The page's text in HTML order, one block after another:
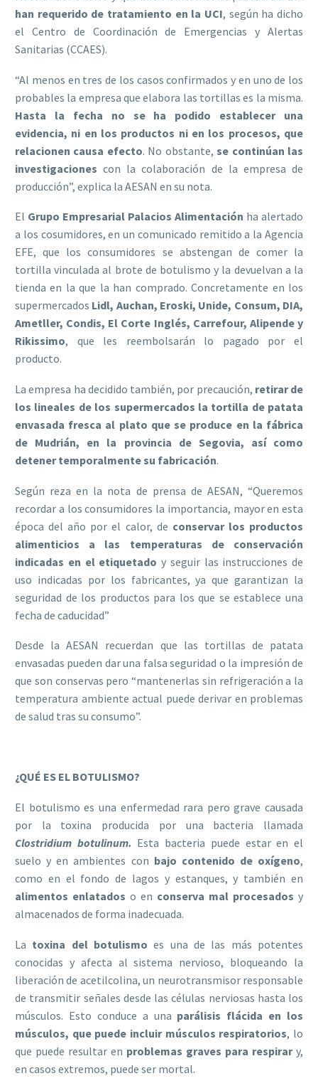
han requerido de tratamiento en la UCI, según ha dicho
el Centro de Coordinación de Emergencias y Alertas
Sanitarias (CCAES).
“Al menos en tres de los casos confirmados y en uno de los
probables la empresa que elabora las tortillas es la misma.
Hasta la fecha no se ha podido establecer una
evidencia, ni en los productos ni en los procesos, que
relacionen causa efecto. No obstante,se continúan las
investigaciones con la colaboración de la empresa de
producción”, explica la AESAN en su nota.
El Grupo Empresarial Palacios Alimentación ha alertado
a los cosumidores, en un comunicado remitido a la Agencia
EFE, que los consumidores se abstengan de comer la
tortilla vinculada al brote de botulismo y la devuelvan a la
tienda en la que la han comprado. Concretamente en los
supermercados Lidl, Auchan, Eroski, Unide, Consum, DIA,
Ametller, Condis, El Corte Inglés, Carrefour, Alipende y
Rikissimo, que les reembolsarán lo pagado por el
producto.
La empresa ha decidido también, por precaución, retirar de
los lineales de los supermercados la tortilla de patata
envasada fresca al plato que se produce en la fábrica
de Mudrián, en la provincia de Segovia, así como
detener temporalmente su fabricación.
Según reza en la nota de prensa de AESAN, “Queremos
recordar a los consumidores la importancia, mayor en esta
época del año por el calor, de conservar los productos
alimenticios a las temperaturas de conservación
indicadas en el etiquetado y seguir las instrucciones de
uso indicadas por los fabricantes, ya que garantizan la
seguridad de los productos para los que se establece una
fecha de caducidad”
Desde la AESAN recuerdan que las tortillas de patata
envasadas pueden dar una falsa seguridad o la impresión de
que son conservas pero “mantenerlas sin refrigeración a la
temperatura ambiente actual puede derivar en problemas
de salud tras su consumo”.
¿QUÉ ES EL BOTULISMO?
El botulismo es una enfermedad rara pero grave causada
por la toxina producida por una bacteria llamada
Clostridium botulinum. Esta bacteria puede estar en el
suelo y en ambientes con bajo contenido de oxígeno,
como en el fondo de lagos y estanques, y también en
alimentos enlatados o en conserva mal procesados y
almacenados de forma inadecuada.
La toxina del botulismo es una de las más potentes
conocidas y afecta al sistema nervioso, bloqueando la
liberación de acetilcolina, un neurotransmisor responsable
de transmitir señales desde las células nerviosas hasta los
músculos. Esto conduce a una parálisis flácida en los
músculos, que puede incluir músculos respiratorios, lo
que puede resultar en problemas graves para respirary,
en casos extremos, puede ser mortal.